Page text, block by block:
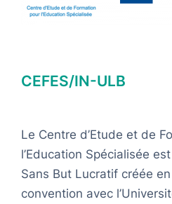
CEFES/IN-ULB
Le Centre d’Etude et de
l’Education Spécialisée
Sans But Lucratif créée
convention avec